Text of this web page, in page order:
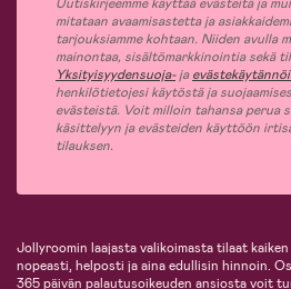
Uutiskirjeemme käyttää evästeitä ja
mitataan avaamisastetta ja
tarjouksiamme kohtaan. Niiden avulla
mainontaa, sisältömarkkinointia sekä
Yksityisyydensuoja-ja
henkilötietojesi käytöstä ja
evästeistä. Voit milloin tahansa perua
käsittelyyn ja evästeiden käyttöön
tilauksen.
Jollyroomin laajasta valikoimasta tilaat
nopeasti, helposti ja aina edullisin hinnoin.
365 päivän palautusoikeuden ansiosta voit